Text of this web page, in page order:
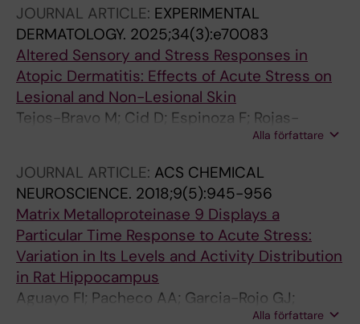
Bravo M; Svensson CI; Kosek E
JOURNAL ARTICLE: EXPERIMENTAL
DERMATOLOGY. 2025;34(3):e70083
Altered Sensory and Stress Responses in
Atopic Dermatitis: Effects of Acute Stress on
Lesional and Non-Lesional Skin
Tejos-Bravo M; Cid D; Espinoza F; Rojas-
Thomas F; Torres G; Cossio M-L; Borzutzky A;
Alla författare
JOURNAL ARTICLE: ACS CHEMICAL
NEUROSCIENCE. 2018;9(5):945-956
Matrix Metalloproteinase 9 Displays a
Particular Time Response to Acute Stress:
Variation in Its Levels and Activity Distribution
in Rat Hippocampus
Aguayo FI; Pacheco AA; Garcia-Rojo GJ;
Pizarro-Bauerle JA; Doberti AV; Tejos M;
Alla författare